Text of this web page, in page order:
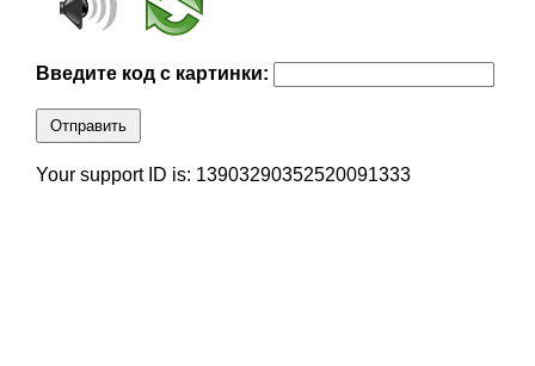
Введите код с картинки:
Отправить
Your support ID is: 13903290352520091333